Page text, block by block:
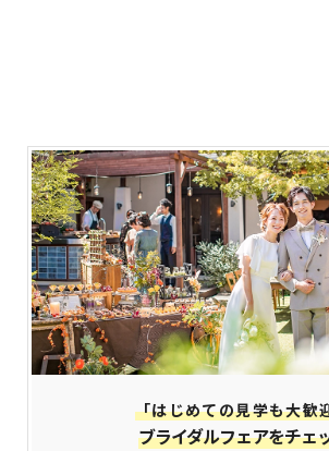
「はじめての見学も大歓
ブライダルフェアをチェ